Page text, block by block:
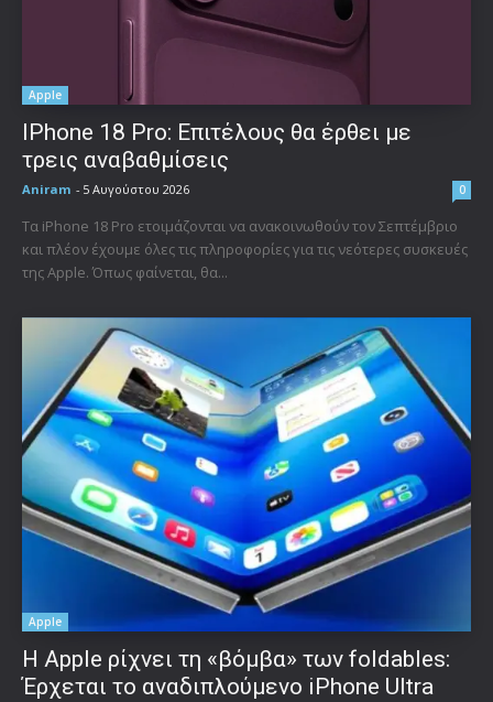
Apple
IPhone 18 Pro: Επιτέλους θα έρθει με
τρεις αναβαθμίσεις
Aniram - 5 Αυγούστου 2026 0
Τα iPhone 18 Pro ετοιμάζονται να ανακοινωθούν τον Σεπτέμβριο
και πλέον έχουμε όλες τις πληροφορίες για τις νεότερες συσκευές
της Apple. Όπως φαίνεται, θα...
Apple
Η Apple ρίχνει τη «βόμβα» των foldables:
Έρχεται το αναδιπλούμενο iPhone Ultra